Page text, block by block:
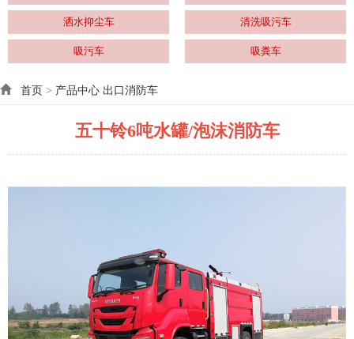
洒水抑尘车 清洗吸污车
吸污车 吸粪车
首页 > 产品中心 出口消防车
五十铃6吨水罐/泡沫消防车